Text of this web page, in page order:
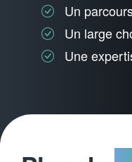
Un
Un large
Une